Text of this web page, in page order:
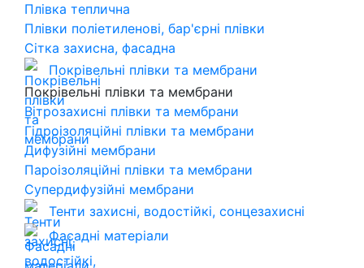
Плівка теплична
Плівки поліетиленові, бар'єрні плівки
Сітка захисна, фасадна
Покрівельні плівки та мембрани
Покрівельні плівки та мембрани
Вітрозахисні плівки та мембрани
Гідроізоляційні плівки та мембрани
Дифузійні мембрани
Пароізоляційні плівки та мембрани
Супердифузійні мембрани
Тенти захисні, водостійкі, сонцезахисні
Фасадні матеріали